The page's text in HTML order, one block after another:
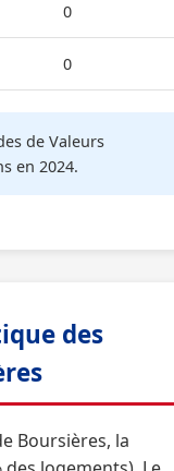
0
0
de Valeurs
en 2024.
des
Boursières, la